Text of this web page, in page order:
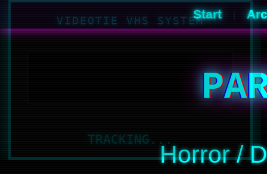
Start
Horror /